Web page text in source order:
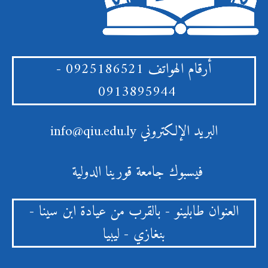
أرقام الهواتف
0925186521 -
0913895944
البريد الإلكتروني
فيسبوك جامعة قورينا الدولية
العنوان طابلينو - بالقرب من عيادة ابن سينا -
بنغازي - ليبيا